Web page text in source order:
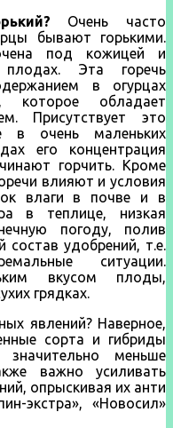
Очень часто
бывают горькими.
под кожицей и
Эта горечь
в огурцах
которое обладает
Присутствует это
в очень маленьких
его концентрация
горчить. Кроме
влияют и условия
влаги в почве и в
в теплице, низкая
погоду, полив
удобрений, т.е.
ситуации.
вкусом плоды,
грядках.
явлений? Наверное,
сорта и гибриды
меньше
важно усиливать
опрыскивая их анти
экстра», «Новосил»